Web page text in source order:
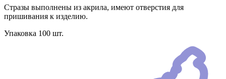
Стразы выполнены из акрила, имеют отверстия для
пришивания к изделию.
Упаковка 100 шт.